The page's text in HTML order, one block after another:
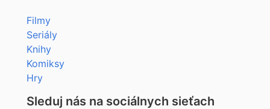
Filmy
Seriály
Knihy
Komiksy
Hry
Sleduj nás na sociálnych sieťach